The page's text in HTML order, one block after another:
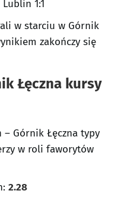
1:1
w starciu w Górnik
zakończy się
Łęczna kursy
– Górnik Łęczna typy
w roli faworytów
2.28